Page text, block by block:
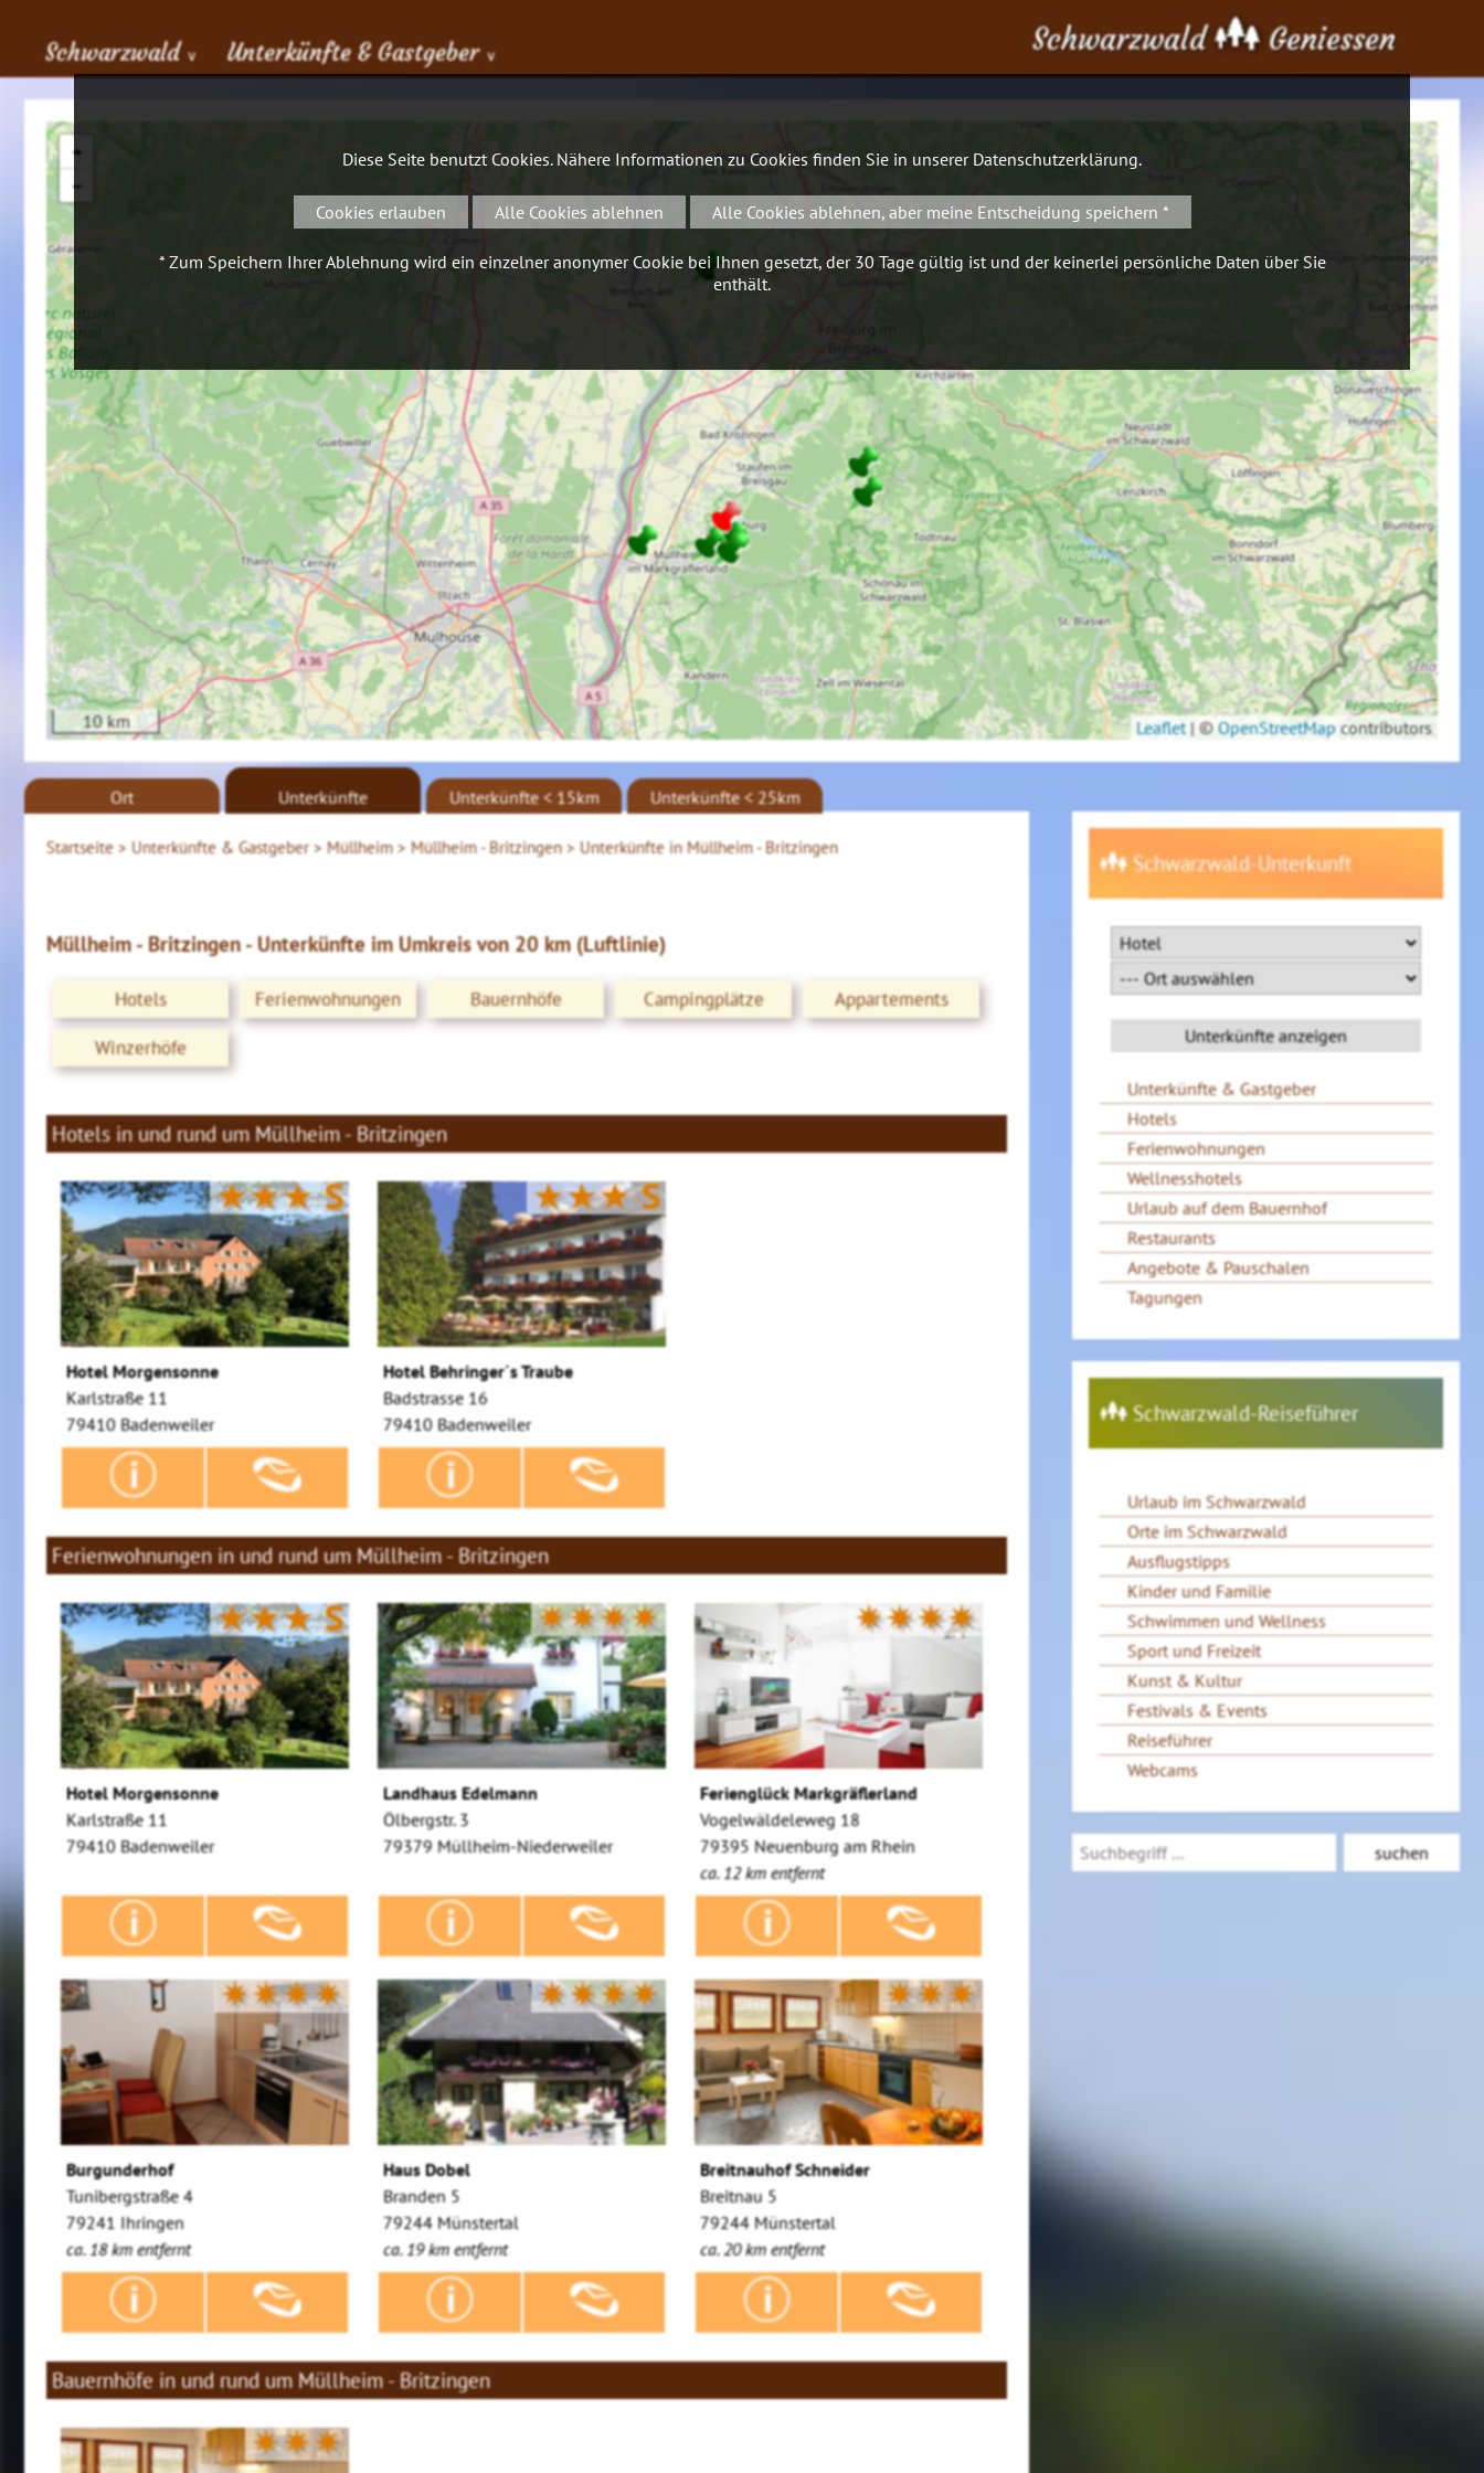
Schwarzwald ∨ Unterkünfte & Gastgeber ∨ Schwarzwald Geniessen
+
−
10 km Leaflet | ©OpenStreetMapcontributors
Startseite > Unterkünfte & Gastgeber > Müllheim > Müllheim - Britzingen > Unterkünfte in Müllheim - Britzingen
Ort Unterkünfte Unterkünfte < 15km Unterkünfte < 25km
Müllheim - Britzingen - Unterkünfte im Umkreis von 20 km (Luftlinie)
Hotels Ferienwohnungen Bauernhöfe Campingplätze
Appartements
Winzerhöfe
Hotels in und rund um Müllheim - Britzingen
★★★S
Hotel Morgensonne
Karlstraße 11
79410 Badenweiler
★★★S
Hotel Behringer´s Traube
Badstrasse 16
79410 Badenweiler
Ferienwohnungen in und rund um Müllheim - Britzingen
★★★S
Hotel Morgensonne
Karlstraße 11
79410 Badenweiler
✷✷✷✷
Landhaus Edelmann
Ölbergstr. 3
79379 Müllheim-Niederweiler
✷✷✷✷
Ferienglück Markgräflerland
Vogelwäldeleweg 18
79395 Neuenburg am Rhein
ca. 12 km entfernt
✷✷✷✷
Burgunderhof
Tunibergstraße 4
79241 Ihringen
ca. 18 km entfernt
✷✷✷✷
Haus Dobel
Branden 5
79244 Münstertal
ca. 19 km entfernt
✷✷✷
Breitnauhof Schneider
Breitnau 5
79244 Münstertal
ca. 20 km entfernt
Bauernhöfe in und rund um Müllheim - Britzingen
✷✷✷
Schwarzwald-Unterkunft
Unterkünfte & Gastgeber
Hotels
Ferienwohnungen
Wellnesshotels
Urlaub auf dem Bauernhof
Restaurants
Angebote & Pauschalen
Tagungen
Schwarzwald-Reiseführer
Urlaub im Schwarzwald
Orte im Schwarzwald
Ausflugstipps
Kinder und Familie
Schwimmen und Wellness
Sport und Freizeit
Kunst & Kultur
Festivals & Events
Reiseführer
Webcams
Diese Seite benutzt Cookies. Nähere Informationen zu Cookies finden Sie in unserer Datenschutzerklärung.
Cookies erlauben Alle Cookies ablehnen Alle Cookies ablehnen, aber meine Entscheidung speichern *
* Zum Speichern Ihrer Ablehnung wird ein einzelner anonymer Cookie bei Ihnen gesetzt, der 30 Tage gültig ist und der keinerlei persönliche Daten über Sie
enthält.